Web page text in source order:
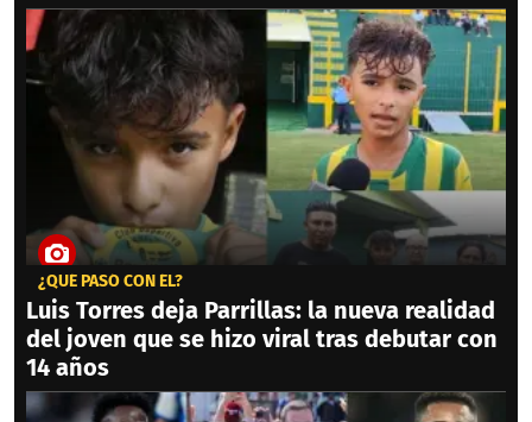
¿QUÉ PASÓ CON ÉL?
Luis Torres deja Parrillas: la nueva realidad
del joven que se hizo viral tras debutar con
14 años